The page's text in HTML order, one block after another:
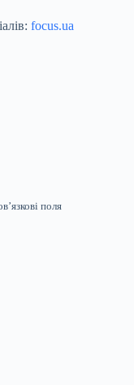
focus.ua
поля